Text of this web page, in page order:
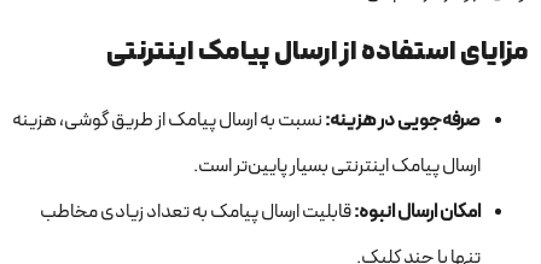
مزایای استفاده از ارسال پیامک اینترنتی
صرفه‌جویی در هزینه:نسبت به ارسال پیامک از طریق گوشی، هزینه
ارسال پیامک اینترنتی بسیار پایین‌تر است.
امکان ارسال انبوه:قابلیت ارسال پیامک به تعداد زیادی مخاطب